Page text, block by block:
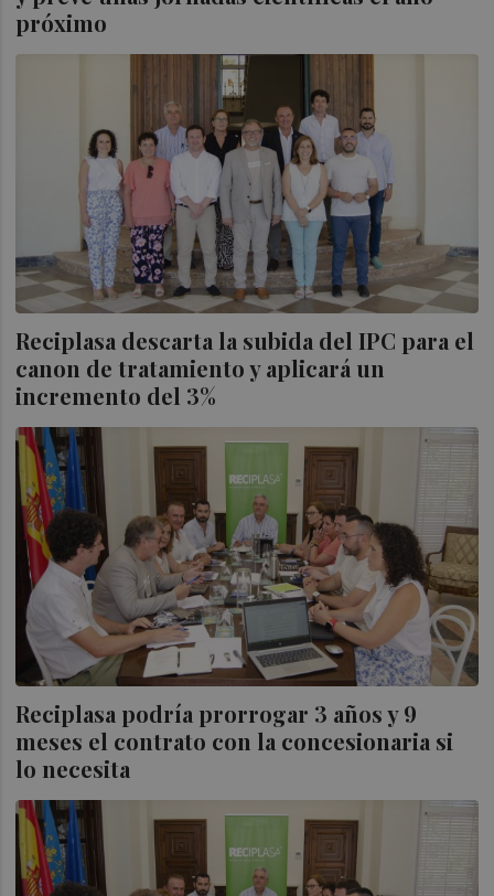
próximo
Reciplasa descarta la subida del IPC para el
canon de tratamiento y aplicará un
incremento del 3%
Reciplasa podría prorrogar 3 años y 9
meses el contrato con la concesionaria si
lo necesita